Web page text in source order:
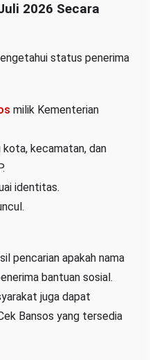
2026 Secara
status penerima
milik Kementerian
kecamatan, dan
identitas.
pencarian apakah nama
bantuan sosial.
juga dapat
Bansos yang tersedia